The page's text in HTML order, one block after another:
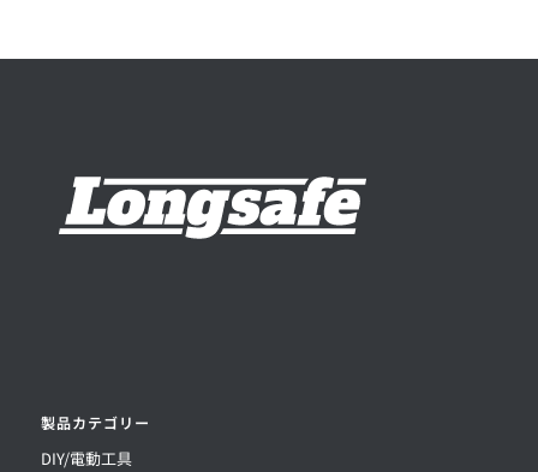
製品カテゴリー
DIY/電動工具